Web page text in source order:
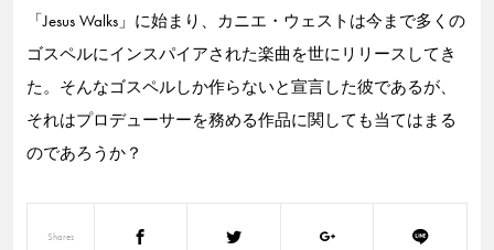
「Jesus Walks」に始まり、カニエ・ウェストは今まで多くの
ゴスペルにインスパイアされた楽曲を世にリリースしてき
た。そんなゴスペルしか作らないと宣言した彼であるが、
それはプロデューサーを務める作品に関しても当てはまる
のであろうか？
Shares